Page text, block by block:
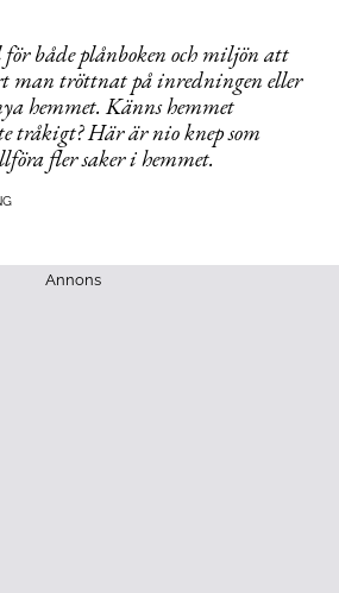
både plånboken och miljön att
man tröttnat på inredningen eller
hemmet. Känns hemmet
tråkigt? Här är nio knep som
fler saker i hemmet.
Annons